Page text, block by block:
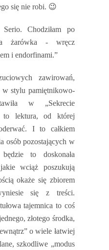
się nie robi. 😉
Serio. Chodziłam po
żarówka - wręcz
i endorfinami.”
zawirowań,
w stylu pamiętnikowo-
w „Sekrecie
to lektura, od której
I to całkiem
osób pozostających w
to doskonała
wciąż poszukują
okaże się zbiorem
się z treści.
tajemnica to coś
złotego środka,
o wiele łatwiej
szkodliwe „modus